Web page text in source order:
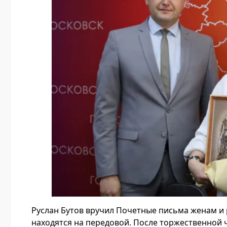
Руслан Бутов вручил Почетные письма женам
находятся на передовой. После